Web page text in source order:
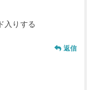
入りする
返信